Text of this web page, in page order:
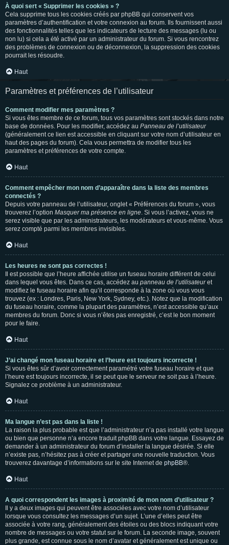
À quoi sert « Supprimer les cookies » ?
Cela supprime tous les cookies créés par phpBB qui conservent vos
paramètres d’authentification et votre connexion au forum. Ils fournissent aussi
des fonctionnalités telles que les indicateurs de lecture des messages (lu ou
non lu) si cela a été activé par un administrateur du forum. Si vous rencontrez
des problèmes de connexion ou de déconnexion, la suppression des cookies
pourrait les résoudre.
Haut
Paramètres et préférences de l’utilisateur
Comment modifier mes paramètres ?
Si vous êtes membre de ce forum, tous vos paramètres sont stockés dans notre
base de données. Pour les modifier, accédez au Panneau de l’utilisateur
(généralement ce lien est accessible en cliquant sur votre nom d’utilisateur en
haut des pages du forum). Cela vous permettra de modifier tous les
paramètres et préférences de votre compte.
Haut
Comment empêcher mon nom d’apparaître dans la liste des membres
connectés ?
Depuis votre panneau de l’utilisateur, onglet « Préférences du forum », vous
trouverez l’option Masquer ma présence en ligne. Si vous l’activez, vous ne
serez visible que par les administrateurs, les modérateurs et vous-même. Vous
serez compté parmi les membres invisibles.
Haut
Les heures ne sont pas correctes !
Il est possible que l’heure affichée utilise un fuseau horaire différent de celui
dans lequel vous êtes. Dans ce cas, accédez au panneau de l’utilisateuret
modifiez le fuseau horaire afin qu’il corresponde à la zone où vous vous
trouvez (ex : Londres, Paris, New York, Sydney, etc.). Notez que la modification
du fuseau horaire, comme la plupart des paramètres, n’est accessible qu’aux
membres du forum. Donc si vous n’êtes pas enregistré, c’est le bon moment
pour le faire.
Haut
J’ai changé mon fuseau horaire et l’heure est toujours incorrecte !
Si vous êtes sûr d’avoir correctement paramétré votre fuseau horaire et que
l’heure est toujours incorrecte, il se peut que le serveur ne soit pas à l’heure.
Signalez ce problème à un administrateur.
Haut
Ma langue n’est pas dans la liste !
La raison la plus probable est que l’administrateur n’a pas installé votre langue
ou bien que personne n’a encore traduit phpBB dans votre langue. Essayez de
demander à un administrateur du forum d’installer la langue désirée. Si elle
n’existe pas, n’hésitez pas à créer et partager une nouvelle traduction. Vous
trouverez davantage d’informations sur le site Internet de phpBB®.
Haut
A quoi correspondent les images à proximité de mon nom d’utilisateur ?
Il y a deux images qui peuvent être associées avec votre nom d’utilisateur
lorsque vous consultez les messages d’un sujet. L’une d’elles peut être
associée à votre rang, généralement des étoiles ou des blocs indiquant votre
nombre de messages ou votre statut sur le forum. La seconde image, souvent
plus grande, est connue sous le nom d’avatar et généralement est unique ou